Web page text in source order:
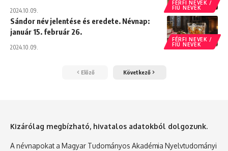
FÉRFI NEVEK /
FIÚ NEVEK
2024.10.09.
FÉRFI NEVEK /
FIÚ NEVEK
Sándor név jelentése és eredete. Névnap:
január 15. február 26.
2024.10.09.
Előző Következő
Kizárólag megbízható, hivatalos adatokból dolgozunk.
A névnapokat a Magyar Tudományos Akadémia Nyelvtudományi